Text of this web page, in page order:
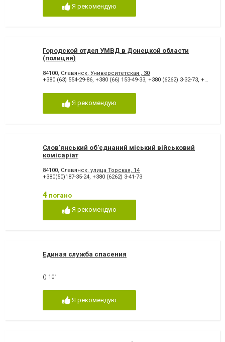
Я рекомендую
Городской отдел УМВД в Донецкой области
(полиция)
84100, Славянск, Университетская , 30
+380 (63) 554-29-86, +380 (66) 153-49-33, +380 (6262) 3-32-73, +380 (6262) 3-44-07
Я рекомендую
Слов'янський об'єднаний міський військовий
комісаріат
84100, Славянск, улица Торская, 14
+380(50)187-35-24, +380 (6262) 3-41-73
4 погано
Я рекомендую
Единая служба спасения
() 101
Я рекомендую